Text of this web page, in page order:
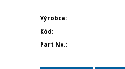
Výrobca
Kód
Part No.